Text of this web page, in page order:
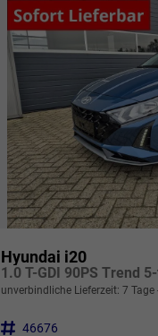
Hyundai i20
unverbindliche Lieferzeit: 7 Tage
Fahrzeugnr. 46676